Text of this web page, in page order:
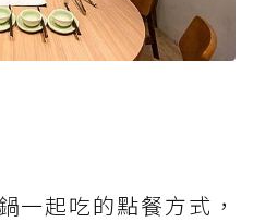
一起吃的點餐方式，